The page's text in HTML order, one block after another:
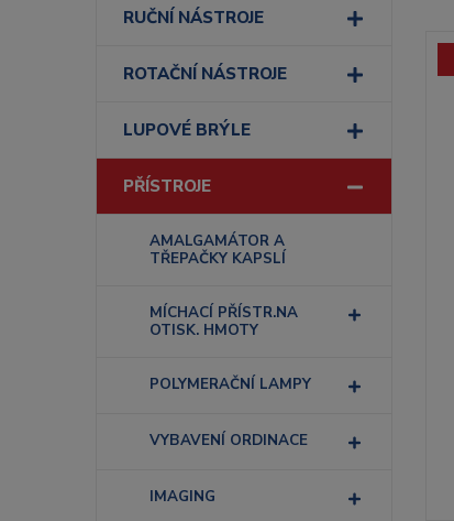
RUČNÍ NÁSTROJE
ROTAČNÍ NÁSTROJE
LUPOVÉ BRÝLE
PŘÍSTROJE
AMALGAMÁTOR A
TŘEPAČKY KAPSLÍ
MÍCHACÍ PŘÍSTR.NA
OTISK. HMOTY
POLYMERAČNÍ LAMPY
VYBAVENÍ ORDINACE
IMAGING